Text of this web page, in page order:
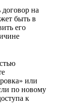
на
быть в
его
или
по новому
к